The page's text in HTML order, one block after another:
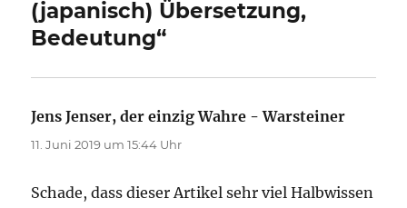
(japanisch) Übersetzung,
Bedeutung“
Jens Jenser, der einzig Wahre - Warsteiner
11. Juni 2019 um 15:44 Uhr
Schade, dass dieser Artikel sehr viel Halbwissen